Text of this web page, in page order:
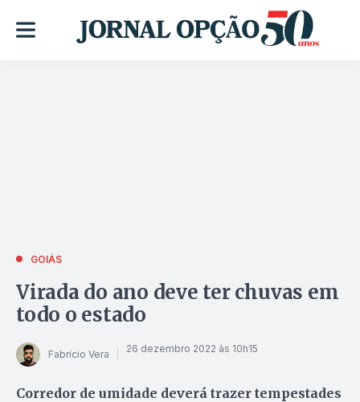
GOIÁS
Virada do ano deve ter chuvas em
todo o estado
Fabrício Vera 26 dezembro 2022 às 10h15
Corredor de umidade deverá trazer tempestades